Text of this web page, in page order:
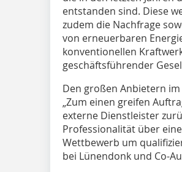
entstanden sind. Diese
zudem die Nachfrage
von erneuerbaren
konventionellen
geschäftsführender
Den großen Anbietern
„Zum einen greifen
externe Dienstleister
Professionalität über
Wettbewerb um
bei Lünendonk und Co-